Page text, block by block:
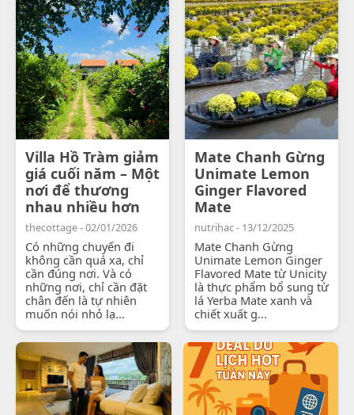
Villa Hồ Tràm giảm
giá cuối năm – Một
nơi để thương
nhau nhiều hơn
thecottage - 02/01/2026
Có những chuyến đi
không cần quá xa, chỉ
cần đúng nơi. Và có
những nơi, chỉ cần đặt
chân đến là tự nhiên
muốn nói nhỏ lạ...
Mate Chanh Gừng
Unimate Lemon
Ginger Flavored
Mate
nutrihac - 13/12/2025
Mate Chanh Gừng
Unimate Lemon Ginger
Flavored Mate từ Unicity
là thực phẩm bổ sung từ
lá Yerba Mate xanh và
chiết xuất g...